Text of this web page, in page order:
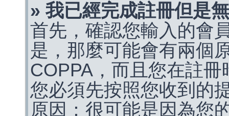
» 我已經完成註冊但是
首先，確認您輸入的會
是，那麼可能會有兩個
COPPA，而且您在註
您必須先按照您收到的
原因：很可能是因為您